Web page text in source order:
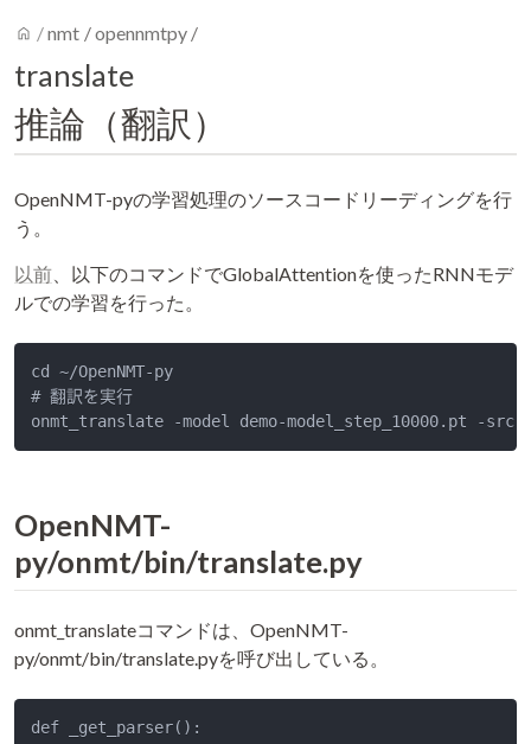
home /nmt /opennmtpy /
translate
推論（翻訳）
OpenNMT-pyの学習処理のソースコードリーディングを行
う。
以前 、以下のコマンドでGlobalAttentionを使ったRNNモデ
ルでの学習を行った。
cd ~/OpenNMT-py
# 翻訳を実行
onmt_translate -model demo-model_step_10000.pt
OpenNMT-
py/onmt/bin/translate.py
onmt_translateコマンドは、OpenNMT-
py/onmt/bin/translate.pyを呼び出している。
def _get_parser():